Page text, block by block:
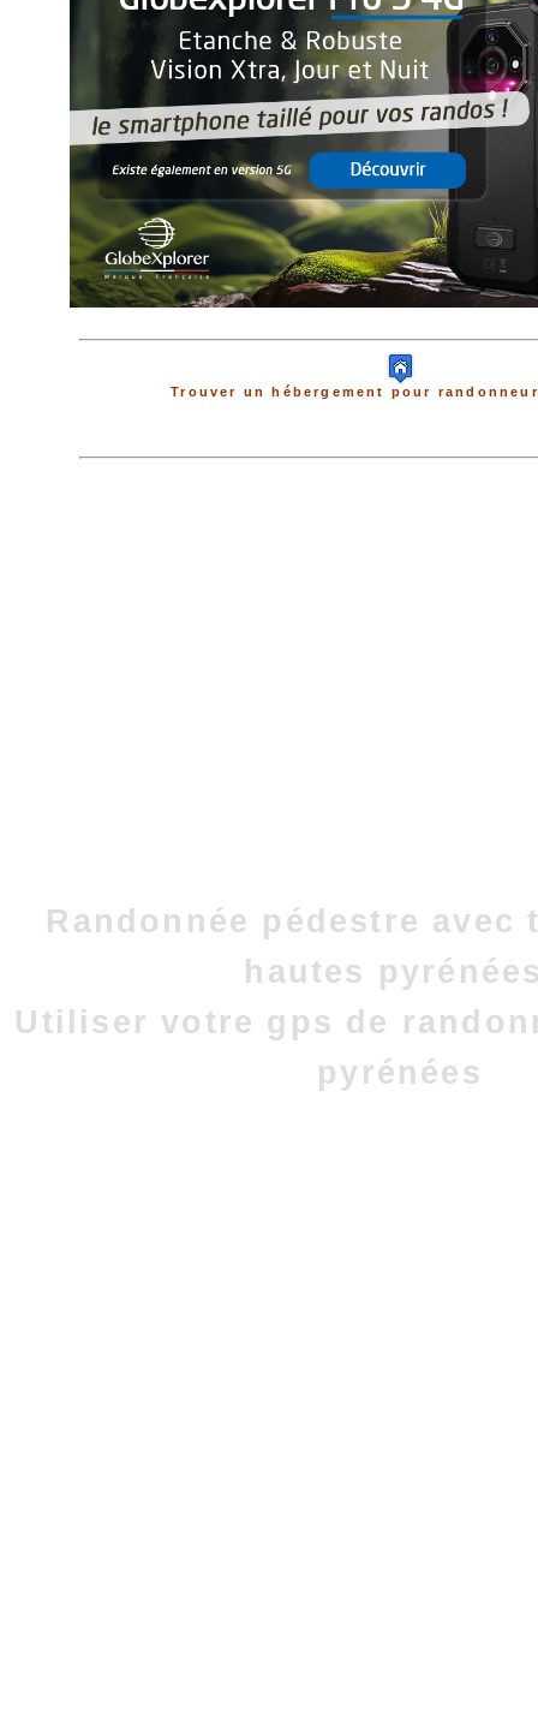
Trouver un hébergement pour
Randonnée pédestre avec
hautes
Utiliser votre gps de
pyrénées